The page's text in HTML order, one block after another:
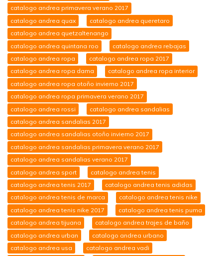
catalogo andrea primavera verano 2017
catalogo andrea quax
catalogo andrea queretaro
catalogo andrea quetzaltenango
catalogo andrea quintana roo
catalogo andrea rebajas
catalogo andrea ropa
catalogo andrea ropa 2017
catalogo andrea ropa dama
catalogo andrea ropa interior
catalogo andrea ropa otoño invierno 2017
catalogo andrea ropa primavera verano 2017
catalogo andrea rossi
catalogo andrea sandalias
catalogo andrea sandalias 2017
catalogo andrea sandalias otoño invierno 2017
catalogo andrea sandalias primavera verano 2017
catalogo andrea sandalias verano 2017
catalogo andrea sport
catalogo andrea tenis
catalogo andrea tenis 2017
catalogo andrea tenis adidas
catalogo andrea tenis de marca
catalogo andrea tenis nike
catalogo andrea tenis nike 2017
catalogo andrea tenis puma
catalogo andrea tijuana
catalogo andrea trajes de baño
catalogo andrea urban
catalogo andrea urbano
catalogo andrea usa
catalogo andrea vadi